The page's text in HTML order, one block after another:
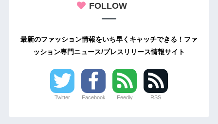
FOLLOW
最新のファッション情報をいち早くキャッチできる！ファ
ッション専門ニュース/プレスリリース情報サイト
Twitter Facebook Feedly RSS